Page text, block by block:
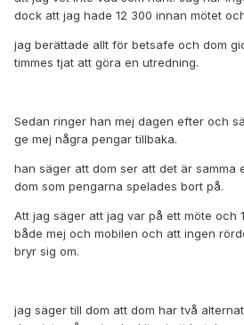
dock att jag hade 12 300 innan mötet
jag berättade allt för betsafe och dom
timmes tjat att göra en utredning.
Sedan ringer han mej dagen efter och
ge mej några pengar tillbaka.
han säger att dom ser att det är samma
dom som pengarna spelades bort på.
Att jag säger att jag var på ett möte och
både mej och mobilen och att ingen
bryr sig om.
jag säger till dom att dom har två